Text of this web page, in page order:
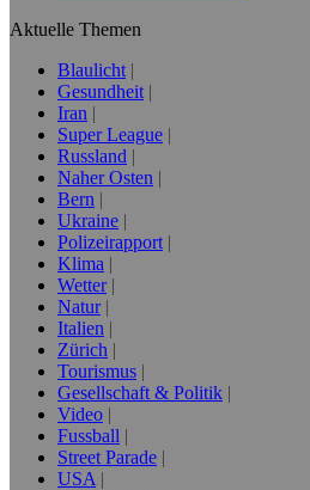
Aktuelle Themen
Blaulicht
Gesundheit
Iran
Super League
Russland
Naher Osten
Bern
Ukraine
Polizeirapport
Klima
Wetter
Natur
Italien
Zürich
Tourismus
Gesellschaft & Politik
Video
Fussball
Street Parade
USA